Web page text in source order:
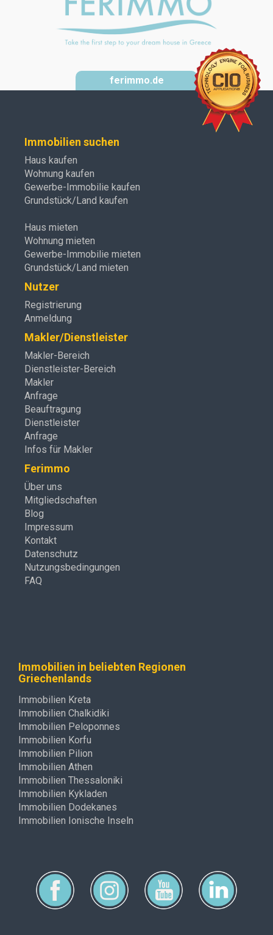
ferimmo.de
Immobilien suchen
Haus kaufen
Wohnung kaufen
Gewerbe-Immobilie kaufen
Grundstück/Land kaufen
Haus mieten
Wohnung mieten
Gewerbe-Immobilie mieten
Grundstück/Land mieten
Nutzer
Registrierung
Anmeldung
Makler/Dienstleister
Makler-Bereich
Dienstleister-Bereich
Makler
Anfrage
Beauftragung
Dienstleister
Anfrage
Infos für Makler
Ferimmo
Über uns
Mitgliedschaften
Blog
Impressum
Kontakt
Datenschutz
Nutzungsbedingungen
FAQ
Immobilien in beliebten Regionen
Griechenlands
Immobilien Kreta
Immobilien Chalkidiki
Immobilien Peloponnes
Immobilien Korfu
Immobilien Pilion
Immobilien Athen
Immobilien Thessaloniki
Immobilien Kykladen
Immobilien Dodekanes
Immobilien Ionische Inseln